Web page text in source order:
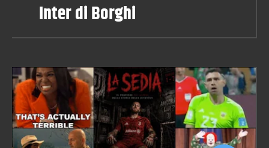
Inter di Borghi